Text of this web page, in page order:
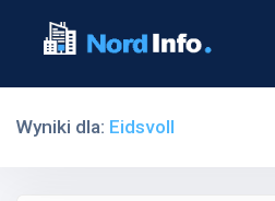
Wyniki dla: Eidsvoll